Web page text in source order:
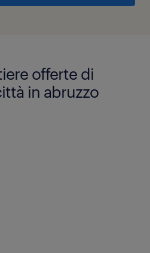
offerte di
in abruzzo